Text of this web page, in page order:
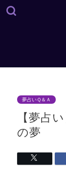
夢占いＱ＆Ａ
【夢占
の夢